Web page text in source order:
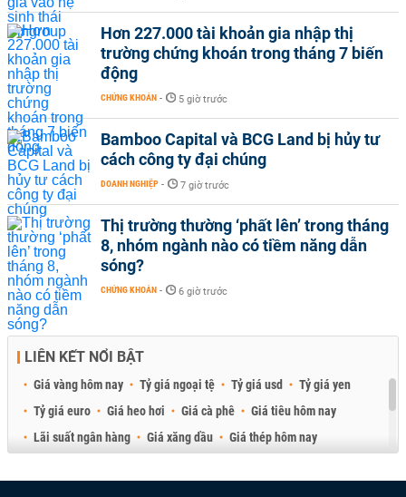
Hơn 227.000 tài khoản gia nhập thị
trường chứng khoán trong tháng 7 biến
động
CHỨNG KHOÁN - 5 giờ trước
Bamboo Capital và BCG Land bị hủy tư
cách công ty đại chúng
DOANH NGHIỆP - 7 giờ trước
Thị trường thường ‘phất lên’ trong tháng
8, nhóm ngành nào có tiềm năng dẫn
sóng?
CHỨNG KHOÁN - 6 giờ trước
LIÊN KẾT NỔI BẬT
Giá vàng hôm nay Tỷ giá ngoại tệ Tỷ giá usd
Tỷ giá yen
Tỷ giá euro
Giá heo hơi Giá cà phê
Giá tiêu hôm nay
Lãi suất ngân hàng
Giá xăng dầu
Giá thép hôm nay